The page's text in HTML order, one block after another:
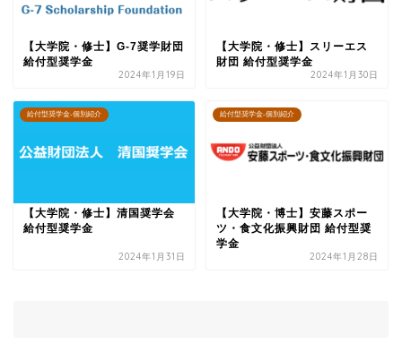
【大学院・修士】G-7奨学財団
給付型奨学金
2024年1月19日
【大学院・修士】スリーエス
財団 給付型奨学金
2024年1月30日
給付型奨学金-個別紹介
【大学院・修士】清国奨学会
給付型奨学金
2024年1月31日
給付型奨学金-個別紹介
【大学院・博士】安藤スポー
ツ・食文化振興財団 給付型奨
学金
2024年1月28日